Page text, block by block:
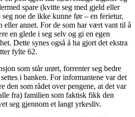
spare (kvitte seg med gjeld eller
noe de ikke kunne før – en ferietur,
eller annet. For de som har vært vant til å
en glede i seg selv og gi en egen
Dette synes også å ha gjort det ekstra
fylte 62.
som står urørt, forrenter seg bedre
i banken. For informantene var det
som rådet over pengene, at det var
fra) familien som faktisk fikk den
seg gjennom et langt yrkesliv.